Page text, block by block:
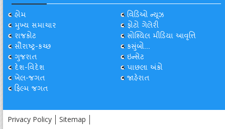
હોમ
મુખ્ય સમાચાર
રાજકોટ
સૌરાષ્ટ્ર-કચ્છ
ગુજરાત
દેશ-વિદેશ
ખેલ-જગત
ફિલ્મ જગત
વિડિઓ ન્યૂઝ
ફોટો ગેલેરી
સોશ્યિલ મીડિયા આવૃત્તિ
કસુંબો...
ઇન્સેટ
પાછલા અંકો
જાહેરાત
Privacy Policy Sitemap